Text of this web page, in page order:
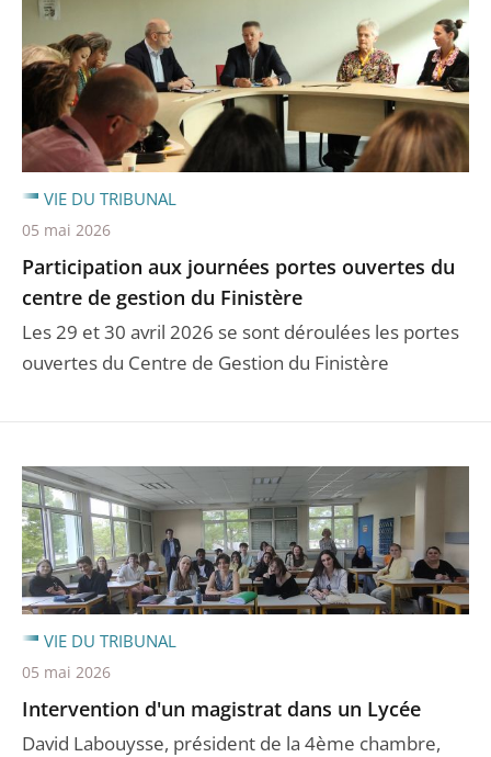
Participation aux journées portes ouvertes du
centre de gestion du Finistère
Les 29 et 30 avril 2026 se sont déroulées les portes
ouvertes du Centre de Gestion du Finistère
VIE DU TRIBUNAL
05 mai 2026
Intervention d'un magistrat dans un Lycée
David Labouysse, président de la 4ème chambre,
VIE DU TRIBUNAL
05 mai 2026